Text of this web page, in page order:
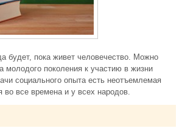
будет, пока живет человечество. Можно
молодого поколения к участию в жизни
социального опыта есть неотъемлемая
во все времена и у всех народов.